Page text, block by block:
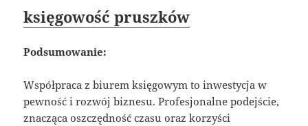
księgowość pruszków
Podsumowanie:
Współpraca z biurem księgowym to inwestycja w
pewność i rozwój biznesu. Profesjonalne podejście,
znacząca oszczędność czasu oraz korzyści